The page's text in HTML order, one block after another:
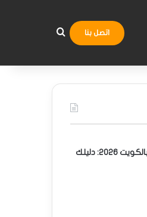
اتصل بنا بحث عن
أفضل رسيفرات IPTV للشراء بالكويت 2026: دليلك